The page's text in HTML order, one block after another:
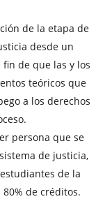
de la etapa de
desde un
de que las y los
teóricos que
a los derechos
persona que se
de justicia,
de la
de créditos.